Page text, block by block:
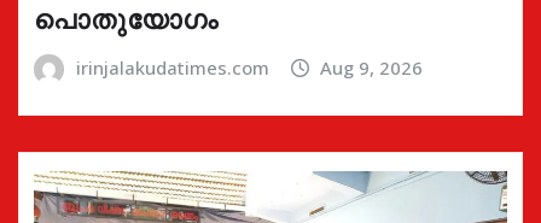
പൊതുയോഗം
irinjalakudatimes.com Aug 9, 2026